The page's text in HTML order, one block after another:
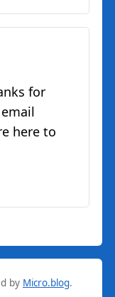
for
here to
by Micro.blog.